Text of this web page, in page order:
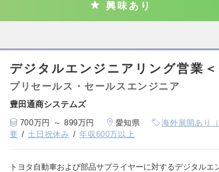
興味あり
デジタルエンジニアリング営業
プリセールス・セールスエンジニア
豊田通商システムズ
700万円 ～ 899万円 愛知県 海外展開あり
要
土日祝休み 年収600万以上
トヨタ自動車および部品サプライヤーに対するデジタルエ